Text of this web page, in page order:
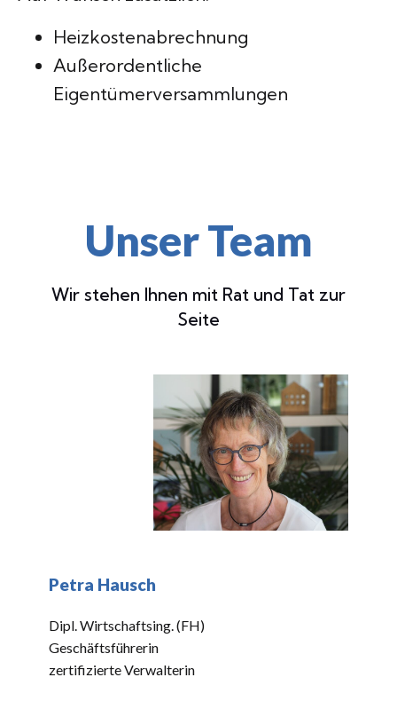
Heizkostenabrechnung
Außerordentliche
Eigentümerversammlungen
Unser Team
Wir stehen Ihnen mit Rat und Tat zur
Seite
Petra Hausch
Dipl. Wirtschaftsing. (FH)
Geschäftsführerin
zertifizierte Verwalterin